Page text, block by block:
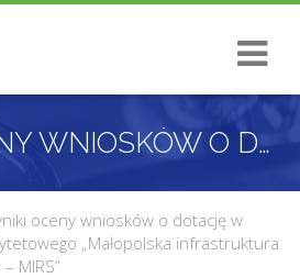
WYNIKI OCENY WNIOSKÓW O DOTACJĘ W RAMACH PROGRAMU PRIORYTETOWEGO „MAŁOPOLSKA INFRASTRUKTURA REKREACYJNO – SPORTOWA – MIRS”
oceny wniosków o dotację w
„Małopolska infrastruktura
MIRS”